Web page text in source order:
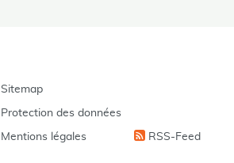
Sitemap
Protection des données
Mentions légales RSS-Feed